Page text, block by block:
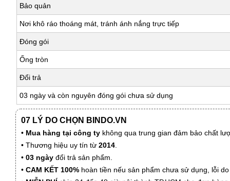
Bảo quản
Nơi khô ráo thoáng mát, tránh ánh nắng trực tiếp
Đóng gói
Ống tròn
Đổi trả
03 ngày và còn nguyên đóng gói chưa sử dụng
07 LÝ DO CHỌN BINDO.VN
• Mua hàng tại công ty không qua trung gian đảm bảo chất
• Thương hiệu uy tín từ 2014.
• 03 ngày đổi trả sản phẩm.
• CAM KẾT 100% hoàn tiền nếu sản phẩm chưa sử dụng, lỗi